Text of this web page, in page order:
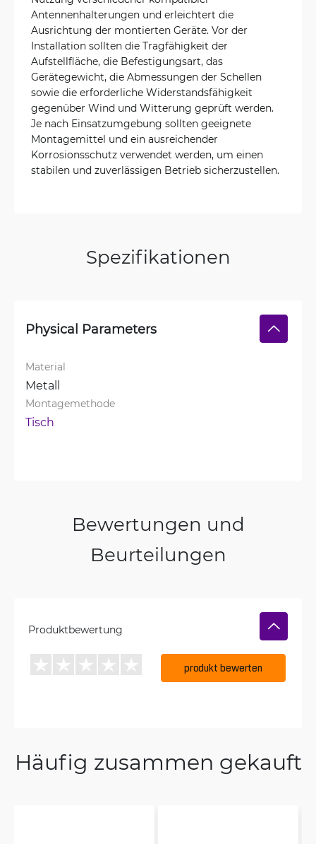
Antennenhalterungen und erleichtert die
Ausrichtung der montierten Geräte. Vor der
Installation sollten die Tragfähigkeit der
Aufstellfläche, die Befestigungsart, das
Gerätegewicht, die Abmessungen der Schellen
sowie die erforderliche Widerstandsfähigkeit
gegenüber Wind und Witterung geprüft werden.
Je nach Einsatzumgebung sollten geeignete
Montagemittel und ein ausreichender
Korrosionsschutz verwendet werden, um einen
stabilen und zuverlässigen Betrieb sicherzustellen.
Spezifikationen
Physical Parameters
Material
Metall
Montagemethode
Tisch
Bewertungen und
Beurteilungen
Produktbewertung
produkt bewerten
Häufig zusammen gekauft